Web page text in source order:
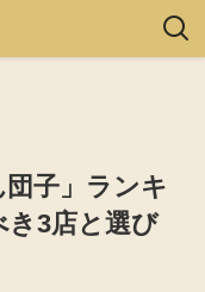
子」ランキ
き3店と選び